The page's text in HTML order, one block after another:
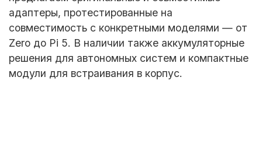
адаптеры, протестированные на
совместимость с конкретными моделями — от
Zero до Pi 5. В наличии также аккумуляторные
решения для автономных систем и компактные
модули для встраивания в корпус.